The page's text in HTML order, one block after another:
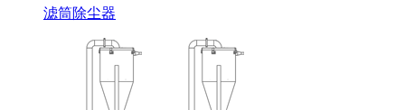
滤筒除尘器